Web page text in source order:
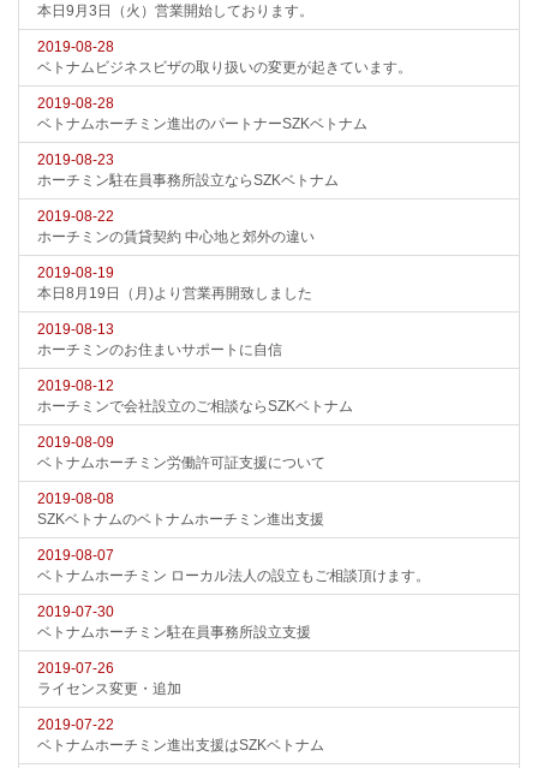
本日9月3日（火）営業開始しております。
2019-08-28
ベトナムビジネスビザの取り扱いの変更が起きています。
2019-08-28
ベトナムホーチミン進出のパートナーSZKベトナム
2019-08-23
ホーチミン駐在員事務所設立ならSZKベトナム
2019-08-22
ホーチミンの賃貸契約 中心地と郊外の違い
2019-08-19
本日8月19日（月)より営業再開致しました
2019-08-13
ホーチミンのお住まいサポートに自信
2019-08-12
ホーチミンで会社設立のご相談ならSZKベトナム
2019-08-09
ベトナムホーチミン労働許可証支援について
2019-08-08
SZKベトナムのベトナムホーチミン進出支援
2019-08-07
ベトナムホーチミン ローカル法人の設立もご相談頂けます。
2019-07-30
ベトナムホーチミン駐在員事務所設立支援
2019-07-26
ライセンス変更・追加
2019-07-22
ベトナムホーチミン進出支援はSZKベトナム